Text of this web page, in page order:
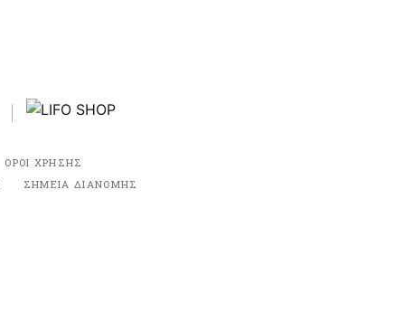
ΟΡΟΙ ΧΡΗΣΗΣ
ΣΗΜΕΙΑ ΔΙΑΝΟΜΗΣ